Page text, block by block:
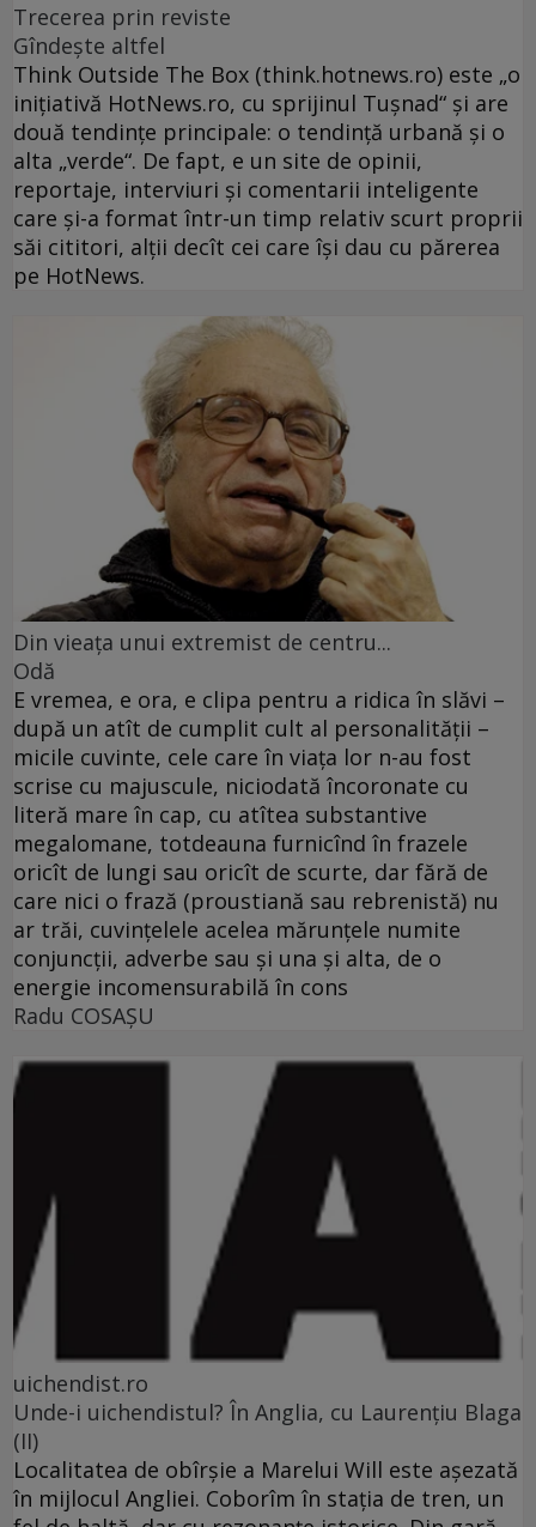
Trecerea prin reviste
Gîndeşte altfel
Think Outside The Box (think.hotnews.ro) este „o
iniţiativă HotNews.ro, cu sprijinul Tuşnad“ şi are
două tendinţe principale: o tendinţă urbană şi o
alta „verde“. De fapt, e un site de opinii,
reportaje, interviuri şi comentarii inteligente
care şi-a format într-un timp relativ scurt proprii
săi cititori, alţii decît cei care îşi dau cu părerea
pe HotNews.
Din vieaţa unui extremist de centru...
Odă
E vremea, e ora, e clipa pentru a ridica în slăvi –
după un atît de cumplit cult al personalităţii –
micile cuvinte, cele care în viaţa lor n-au fost
scrise cu majuscule, niciodată încoronate cu
literă mare în cap, cu atîtea substantive
megalomane, totdeauna furnicînd în frazele
oricît de lungi sau oricît de scurte, dar fără de
care nici o frază (proustiană sau rebrenistă) nu
ar trăi, cuvinţelele acelea mărunţele numite
conjuncţii, adverbe sau şi una şi alta, de o
energie incomensurabilă în cons
Radu COSAŞU
uichendist.ro
Unde-i uichendistul? În Anglia, cu Laurenţiu Blaga
(II)
Localitatea de obîrşie a Marelui Will este aşezată
în mijlocul Angliei. Coborîm în staţia de tren, un